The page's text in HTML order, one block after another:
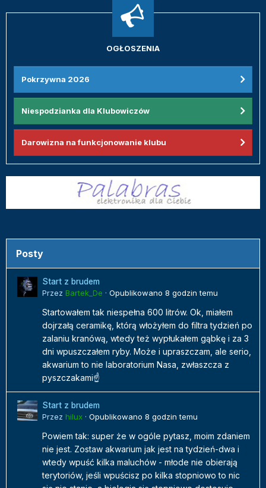
OGŁOSZENIA
Pokrzywna 2026
Niespodzianka dla Klubowiczów
Darowizna na funkcjonowanie klubu
Posty
Start z brudem
Przez Bartek_De · Opublikowano 8 godzin temu
Startowałem tak niespełna 600 litrów. Ok, miałem
dojrzałą ceramikę, którą włożyłem do filtra tydzień po
zalaniu kranówą, wtedy też wypłukałem gąbkę i za 3
dni wpuszczałem ryby. Może i upraszczam, ale serio,
akwarium to nie laboratorium Nasa, zwłaszcza z
pyszczakami☝️
Start z brudem
Przez hilux · Opublikowano 8 godzin temu
Powiem tak: super że w ogóle pytasz, moim zdaniem
nie jest. Zostaw akwarium jak jest na tydzień-dwa i
wtedy wpuść kilka maluchów - młode nie obierają
terytoriów, jeśli wpuścisz po kilka stopniowo to nic